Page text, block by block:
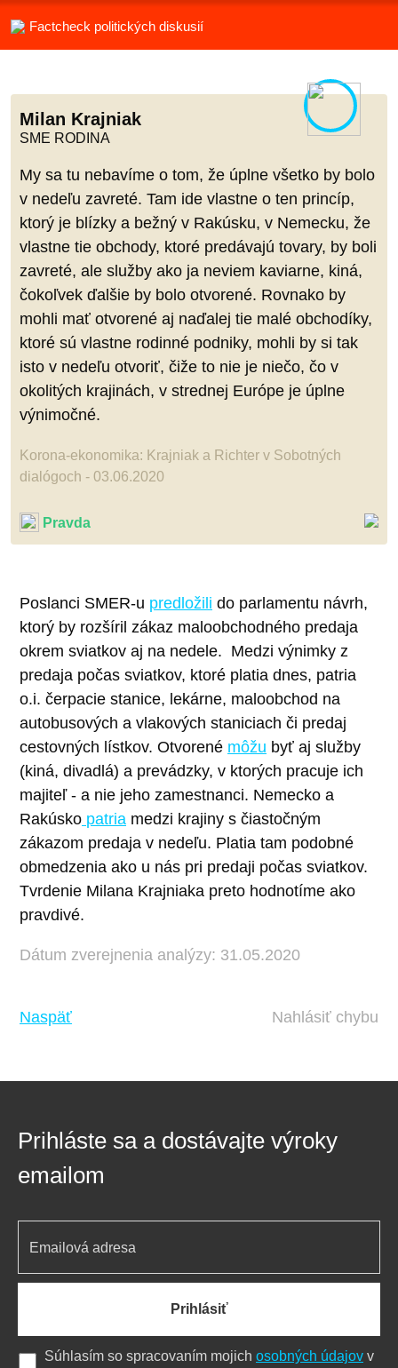
Factcheck politických diskusií
Milan Krajniak
SME RODINA
My sa tu nebavíme o tom, že úplne všetko by bolo
v nedeľu zavreté. Tam ide vlastne o ten princíp,
ktorý je blízky a bežný v Rakúsku, v Nemecku, že
vlastne tie obchody, ktoré predávajú tovary, by boli
zavreté, ale služby ako ja neviem kaviarne, kiná,
čokoľvek ďalšie by bolo otvorené. Rovnako by
mohli mať otvorené aj naďalej tie malé obchodíky,
ktoré sú vlastne rodinné podniky, mohli by si tak
isto v nedeľu otvoriť, čiže to nie je niečo, čo v
okolitých krajinách, v strednej Európe je úplne
výnimočné.
Korona-ekonomika: Krajniak a Richter v Sobotných
dialógoch - 03.06.2020
Pravda
Poslanci SMER-u predložili do parlamentu návrh,
ktorý by rozšíril zákaz maloobchodného predaja
okrem sviatkov aj na nedele. Medzi výnimky z
predaja počas sviatkov, ktoré platia dnes, patria
o.i. čerpacie stanice, lekárne, maloobchod na
autobusových a vlakových staniciach či predaj
cestovných lístkov. Otvorené môžu byť aj služby
(kiná, divadlá) a prevádzky, v ktorých pracuje ich
majiteľ - a nie jeho zamestnanci. Nemecko a
Rakúsko patria medzi krajiny s čiastočným
zákazom predaja v nedeľu. Platia tam podobné
obmedzenia ako u nás pri predaji počas sviatkov.
Tvrdenie Milana Krajniaka preto hodnotíme ako
pravdivé.
Dátum zverejnenia analýzy: 31.05.2020
Naspäť Nahlásiť chybu
Prihláste sa a dostávajte výroky
emailom
Prihlásiť
Súhlasím so spracovaním mojich osobných údajov v